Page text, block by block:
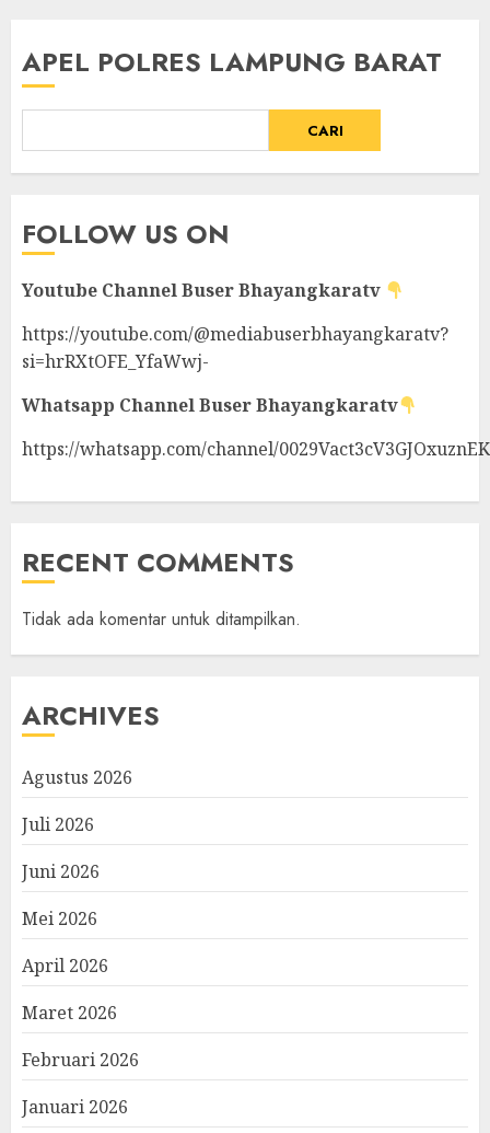
APEL POLRES LAMPUNG BARAT
CARI
FOLLOW US ON
Youtube ChannelBuser Bhayangkaratv
https://youtube.com/@mediabuserbhayangkaratv?
si=hrRXtOFE_YfaWwj-
Whatsapp ChannelBuser Bhayangkaratv
https://whatsapp.com/channel/
RECENT COMMENTS
Tidak ada komentar untuk ditampilkan.
ARCHIVES
Agustus 2026
Juli 2026
Juni 2026
Mei 2026
April 2026
Maret 2026
Februari 2026
Januari 2026